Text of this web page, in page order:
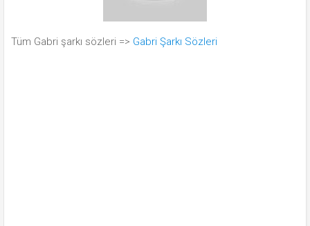
Tüm Gabri şarkı sözleri => Gabri Şarkı Sözleri